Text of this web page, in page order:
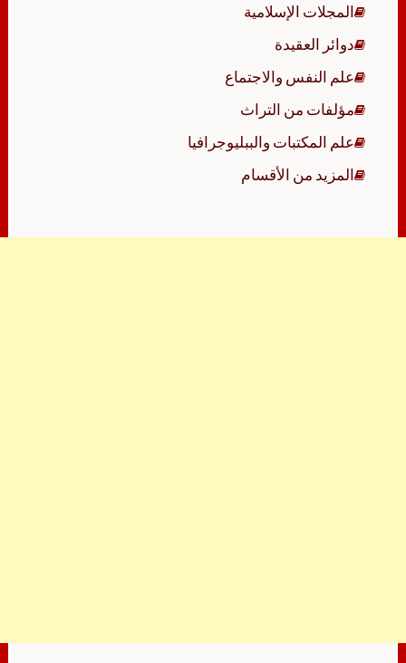
المجلات الإسلامية
دوائر العقيدة
علم النفس والاجتماع
مؤلفات من التراث
علم المكتبات والببليوجرافيا
المزيد من الأقسام